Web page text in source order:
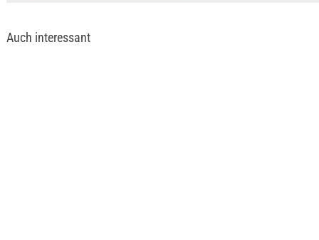
Auch interessant